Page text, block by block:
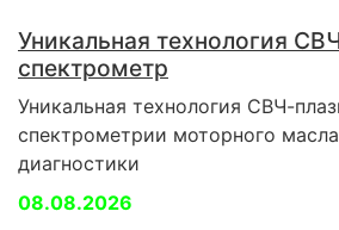
Уникальная технология
спектрометр
Уникальная технология СВЧ-
спектрометрии моторного
диагностики
08.08.2026